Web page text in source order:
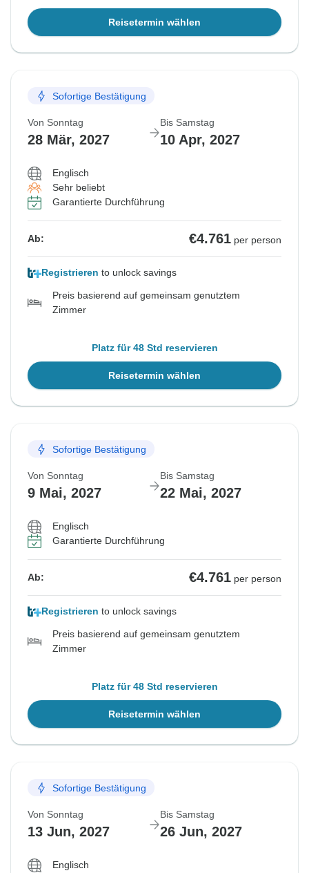
Reisetermin wählen
Sofortige Bestätigung
Von Sonntag
28 Mär, 2027
Bis Samstag
10 Apr, 2027
Englisch
Sehr beliebt
Garantierte Durchführung
Ab: €4.761 per person
Registrieren to unlock savings
Preis basierend auf gemeinsam genutztem
Zimmer
Platz für 48 Std reservieren
Reisetermin wählen
Sofortige Bestätigung
Von Sonntag
9 Mai, 2027
Bis Samstag
22 Mai, 2027
Englisch
Garantierte Durchführung
Ab: €4.761 per person
Registrieren to unlock savings
Preis basierend auf gemeinsam genutztem
Zimmer
Platz für 48 Std reservieren
Reisetermin wählen
Sofortige Bestätigung
Von Sonntag
13 Jun, 2027
Bis Samstag
26 Jun, 2027
Englisch